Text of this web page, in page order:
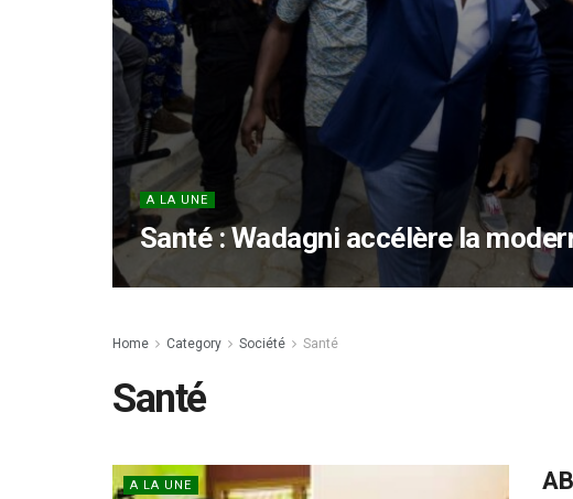
A LA UNE
Santé : Wadagni accélère la
Home Category Société Santé
Santé
A LA UNE